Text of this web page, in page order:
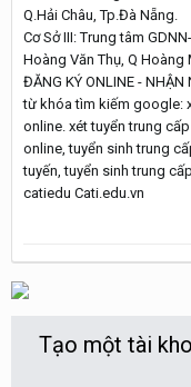
Q.Hải Châu, Tp.Đà Nẵng.
Cơ Sở III: Trung tâm
Hoàng Văn Thụ, Q Hoàng
ĐĂNG KÝ ONLINE - NHẬN
từ khóa tìm kiếm google:
online. xét tuyển trung
online, tuyển sinh trung
tuyến, tuyển sinh trung
catiedu Cati.edu.vn
Tạo một tài